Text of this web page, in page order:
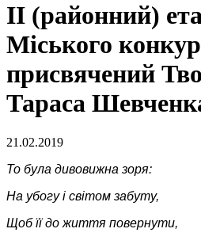
ІІ (районний)
Міського
присвячений
Тараса
21.02.2019
То була дивовижна зоря:
На убогу і світом забуту,
Щоб її до життя повернути,